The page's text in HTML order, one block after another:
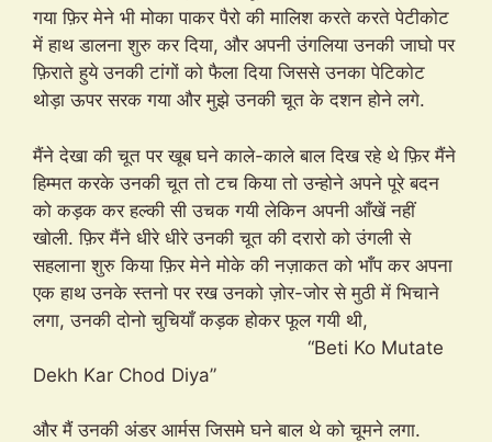
गया फ़िर मेने भी मोका पाकर पैरो की मालिश करते करते पेटीकोट
में हाथ डालना शुरु कर दिया, और अपनी उंगलिया उनकी जाघो पर
फ़िराते हुये उनकी टांगों को फैला दिया जिससे उनका पेटिकोट
थोड़ा ऊपर सरक गया और मुझे उनकी चूत के दशन होने लगे.
मैंने देखा की चूत पर खूब घने काले-काले बाल दिख रहे थे फ़िर मैंने
हिम्मत करके उनकी चूत तो टच किया तो उन्होने अपने पूरे बदन
को कड़क कर हल्की सी उचक गयी लेकिन अपनी आँखें नहीं
खोली. फ़िर मैंने धीरे धीरे उनकी चूत की दरारो को उंगली से
सहलाना शुरु किया फ़िर मेने मोके की नज़ाकत को भाँप कर अपना
एक हाथ उनके स्तनो पर रख उनको ज़ोर-जोर से मुठी में भिचाने
लगा, उनकी दोनो चुचियाँ कड़क होकर फूल गयी थी,
“Beti Ko Mutate
Dekh Kar Chod Diya”
और मैं उनकी अंडर आर्मस जिसमे घने बाल थे को चूमने लगा.